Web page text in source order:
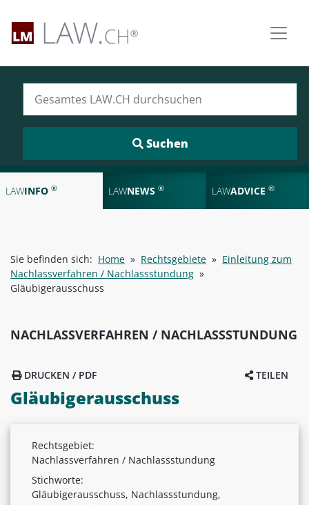
LAWINFO ® LAWNEWS ® LAWADVICE ®
Sie befinden sich: Home » Rechtsgebiete » Einleitung zum
Nachlassverfahren / Nachlassstundung »
Gläubigerausschuss
NACHLASSVERFAHREN / NACHLASSSTUNDUNG
TEILEN
DRUCKEN / PDF
Gläubigerausschuss
Rechtsgebiet:
Nachlassverfahren / Nachlassstundung
Stichworte:
Gläubigerausschuss, Nachlassstundung,